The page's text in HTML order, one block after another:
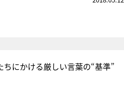
にかける厳しい言葉の“基準”